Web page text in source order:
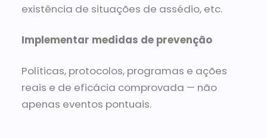
existência de situações de assédio, etc.
Implementar medidas de prevenção
Políticas, protocolos, programas e ações
reais e de eficácia comprovada — não
apenas eventos pontuais.